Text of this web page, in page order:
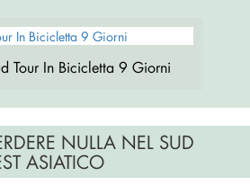
Tour In Bicicletta 9 Giorni
NULLA NEL SUD
ASIATICO